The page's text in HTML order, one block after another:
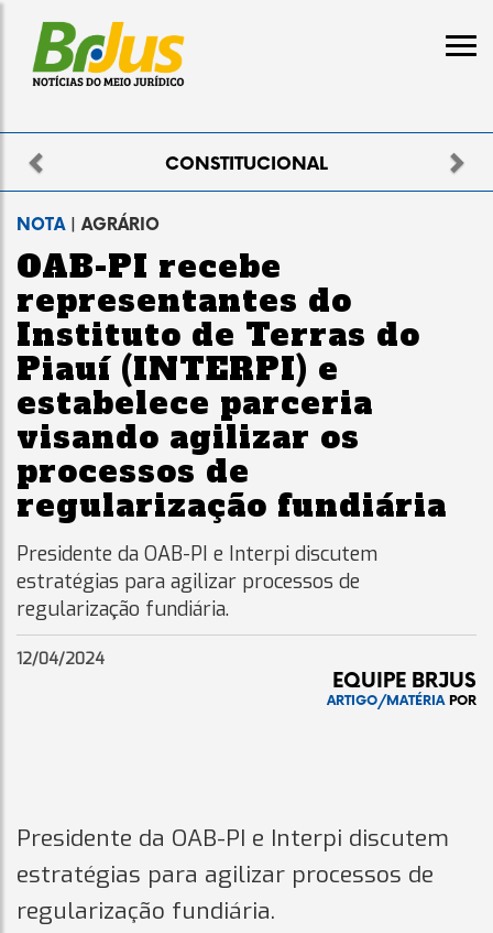
ELEITORAL
Previous
NOTA| AGRÁRIO
OAB-PI recebe
representantes do
Instituto de Terras do
Piauí (INTERPI) e
estabelece parceria
visando agilizar os
processos de
regularização fundiária
Presidente da OAB-PI e Interpi discutem
estratégias para agilizar processos de
regularização fundiária.
12/04/2024
EQUIPE BRJUS
ARTIGO/MATÉRIAPOR
Presidente da OAB-PI e Interpi discutem
estratégias para agilizar processos de
regularização fundiária.